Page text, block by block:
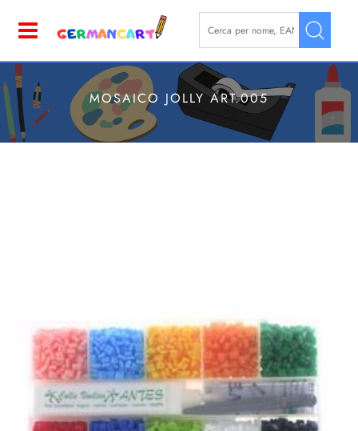
La modifica di un filtro
MOSAICO JOLLY ART.005